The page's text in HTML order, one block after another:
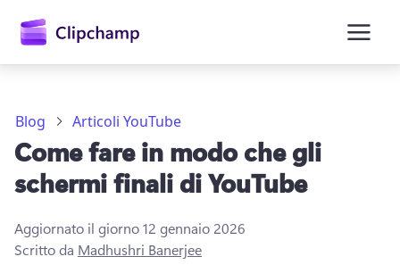
principale
Blog Articoli YouTube
Come fare in modo che gli
schermi finali di YouTube
Aggiornato il giorno12 gennaio 2026
Scritto da Madhushri Banerjee